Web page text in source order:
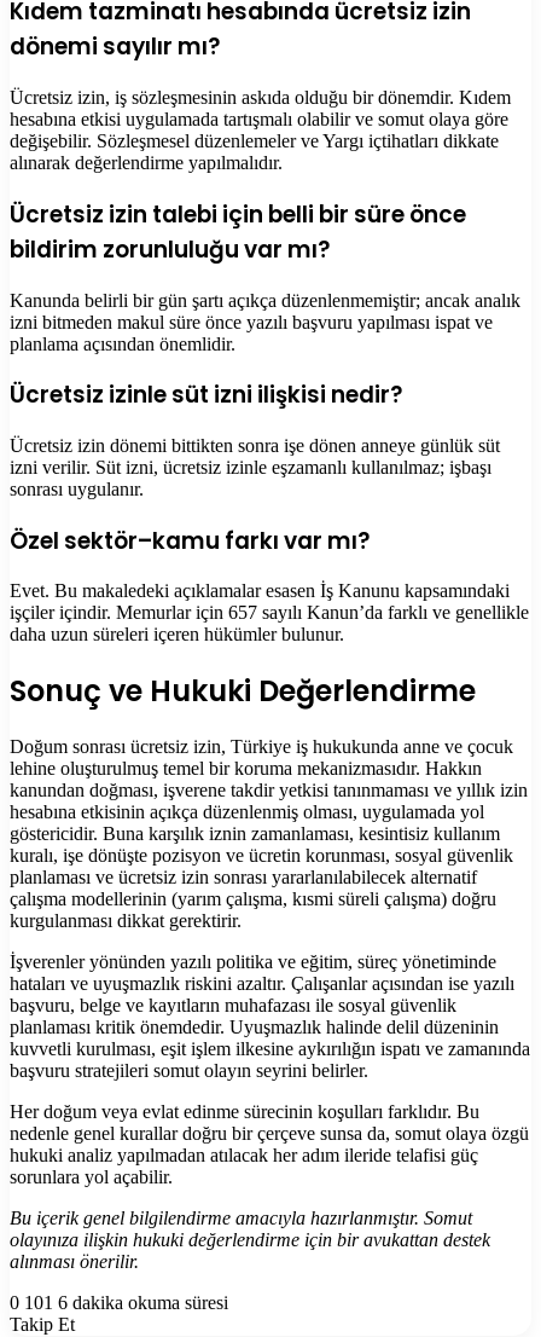
Kıdem tazminatı hesabında ücretsiz izin
dönemi sayılır mı?
Ücretsiz izin, iş sözleşmesinin askıda olduğu bir dönemdir. Kıdem
hesabına etkisi uygulamada tartışmalı olabilir ve somut olaya göre
değişebilir. Sözleşmesel düzenlemeler ve Yargı içtihatları dikkate
alınarak değerlendirme yapılmalıdır.
Ücretsiz izin talebi için belli bir süre önce
bildirim zorunluluğu var mı?
Kanunda belirli bir gün şartı açıkça düzenlenmemiştir; ancak analık
izni bitmeden makul süre önce yazılı başvuru yapılması ispat ve
planlama açısından önemlidir.
Ücretsiz izinle süt izni ilişkisi nedir?
Ücretsiz izin dönemi bittikten sonra işe dönen anneye günlük süt
izni verilir. Süt izni, ücretsiz izinle eşzamanlı kullanılmaz; işbaşı
sonrası uygulanır.
Özel sektör–kamu farkı var mı?
Evet. Bu makaledeki açıklamalar esasen İş Kanunu kapsamındaki
işçiler içindir. Memurlar için 657 sayılı Kanun’da farklı ve genellikle
daha uzun süreleri içeren hükümler bulunur.
Sonuç ve Hukuki Değerlendirme
Doğum sonrası ücretsiz izin, Türkiye iş hukukunda anne ve çocuk
lehine oluşturulmuş temel bir koruma mekanizmasıdır. Hakkın
kanundan doğması, işverene takdir yetkisi tanınmaması ve yıllık izin
hesabına etkisinin açıkça düzenlenmiş olması, uygulamada yol
göstericidir. Buna karşılık iznin zamanlaması, kesintisiz kullanım
kuralı, işe dönüşte pozisyon ve ücretin korunması, sosyal güvenlik
planlaması ve ücretsiz izin sonrası yararlanılabilecek alternatif
çalışma modellerinin (yarım çalışma, kısmi süreli çalışma) doğru
kurgulanması dikkat gerektirir.
İşverenler yönünden yazılı politika ve eğitim, süreç yönetiminde
hataları ve uyuşmazlık riskini azaltır. Çalışanlar açısından ise yazılı
başvuru, belge ve kayıtların muhafazası ile sosyal güvenlik
planlaması kritik önemdedir. Uyuşmazlık halinde delil düzeninin
kuvvetli kurulması, eşit işlem ilkesine aykırılığın ispatı ve zamanında
başvuru stratejileri somut olayın seyrini belirler.
Her doğum veya evlat edinme sürecinin koşulları farklıdır. Bu
nedenle genel kurallar doğru bir çerçeve sunsa da, somut olaya özgü
hukuki analiz yapılmadan atılacak her adım ileride telafisi güç
sorunlara yol açabilir.
Bu içerik genel bilgilendirme amacıyla hazırlanmıştır. Somut
olayınıza ilişkin hukuki değerlendirme için bir avukattan destek
alınması önerilir.
0 101 6 dakika okuma süresi
Takip Et